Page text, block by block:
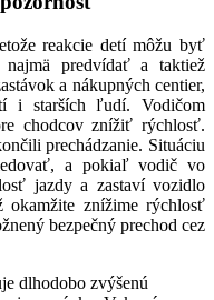
reakcie detí môžu byť
predvídať a taktiež
a nákupných centier,
i starších ľudí. Vodičom
chodcov znížiť rýchlosť.
prechádzanie. Situáciu
a pokiaľ vodič vo
jazdy a zastaví vozidlo
okamžite znížime rýchlosť
bezpečný prechod cez
dlhodobo zvýšenú